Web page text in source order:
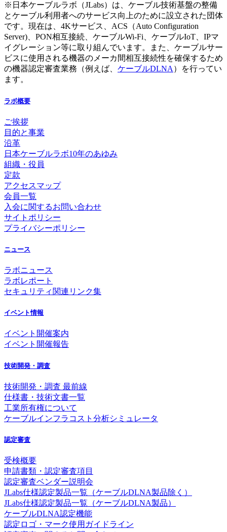
※日本ケーブルラボ（JLabs）は、ケーブル技術基盤の整備
とケーブル利用者へのサービス向上のために設立された団体
です。現在は、4Kサービス、ACS（Auto Configuration
Server)、PON相互接続、ケーブルWi-Fi、ケーブルIoT、IPマ
イグレーション等に取り組んでいます。また、ケーブルサー
ビスに使用される機器のメーカ間相互接続性を確保するため
の機器認定審査業務（例えば、 ケーブルDLNA）を行ってい
ます。
ラボ概要
ご挨拶
目的と事業
沿革
日本ケーブルラボ10年のあゆみ
組織・役員
定款
アクセスマップ
会員一覧
入会に関するお問い合わせ
サイトポリシー
プライバシーポリシー
ニュース
ラボニュース
ラボレポート
セキュリティ関連リンク集
イベント情報
イベント開催案内
イベント開催報告
技術開発・調査
技術開発・調査 最前線
仕様書・技術文書一覧
工業所有権について
ケーブルインフラコスト分析シミュレータ
認定審査
受検概要
申請書類・認定審査項目
認定審査ベンダー説明会
JLabs仕様認定製品一覧（ケーブルDLNA製品除く）
JLabs仕様認定製品一覧（ケーブルDLNA製品）
ケーブルDLNA認定機能
認定ロゴ・マーク使用ガイドライン